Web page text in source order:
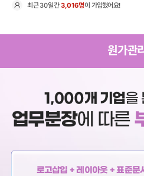
최근30일간3,016명이 가입했어요!
원가관
로고삽입 + 레이아웃 + 표준문